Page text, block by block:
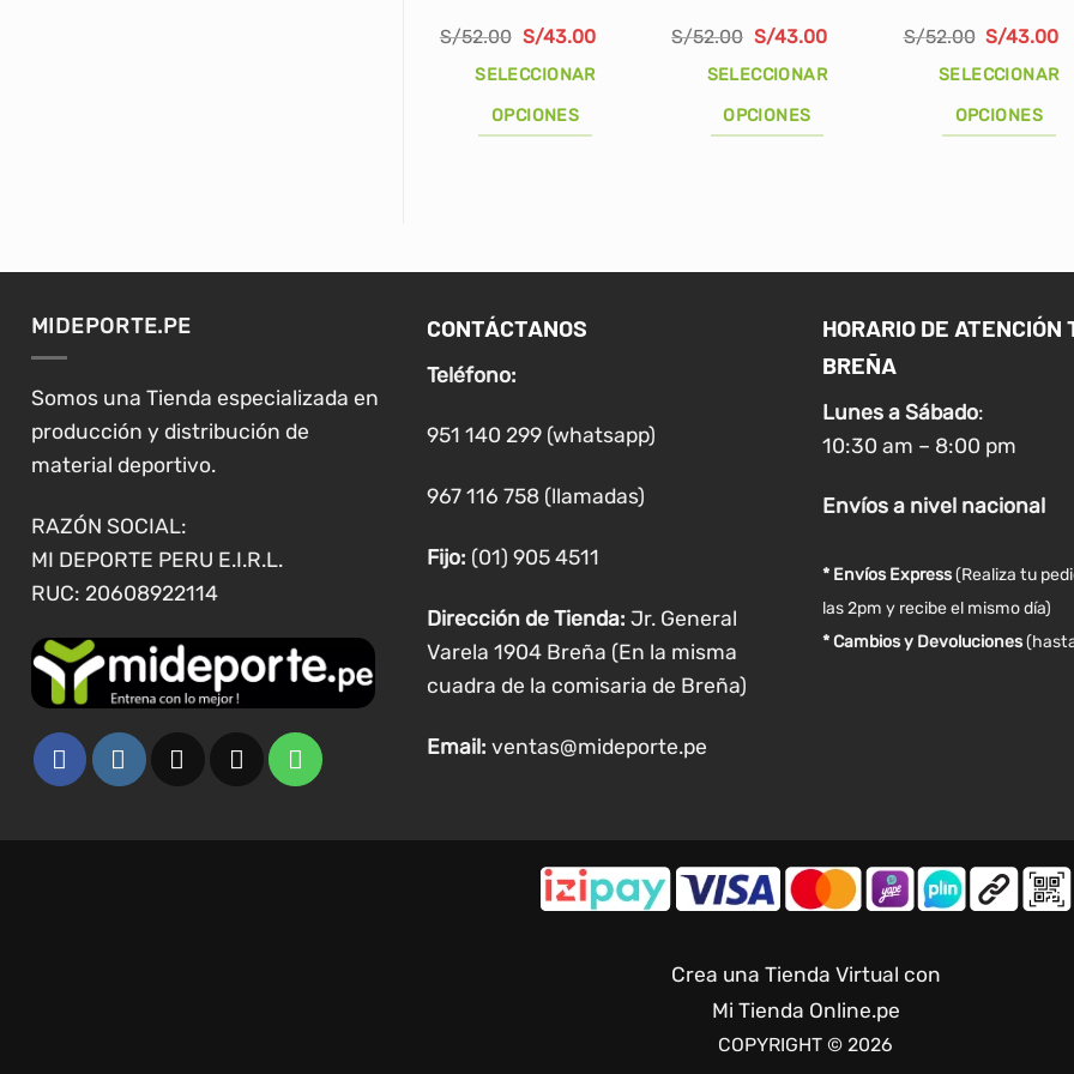
S/52.00 El
precio
original
S/52.00.
S/43.00El
actual
SELECCIONAR
OPCIONES
variantes.
opciones
se
pueden
elegir
en
página
producto
S/52.00 El
precio
original
S/52.00.
S/43.00El
actual
SELECCIONAR
OPCIONES
variantes.
S/52.00 El
precio
original
S/52.00.
S/43.00El
SELECCIONAR
OPCIONES
variantes.
opciones
elegir
en
página
producto
MIDEPORTE.PE
Somos una Tienda especializada en
producción y distribución de
material deportivo.
RAZÓN SOCIAL:
MI DEPORTE PERU E.I.R.L.
RUC: 20608922114
CONTÁCTANOS
Teléfono:
951 140 299 (whatsapp)
967 116 758 (llamadas)
Fijo: (01) 905 4511
Dirección de Tienda: Jr. General
Varela 1904 Breña (En la misma
cuadra de la comisaria de Breña)
Email: ventas@mideporte.pe
HORARIO DE ATENCIÓN
BREÑA
Lunes a Sábado:
10:30 am – 8:00 pm
Envíosa nivel nacional
* Envíos Express(Realiza tu
las 2pm y recibe el mismo día)
* Cambios y Devoluciones
Crea una Tienda Virtual con
Mi Tienda Online.pe
COPYRIGHT © 2026